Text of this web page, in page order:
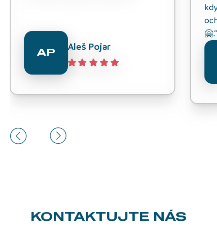
AP Aleš Pojar
KONTAKTUJTE NÁS